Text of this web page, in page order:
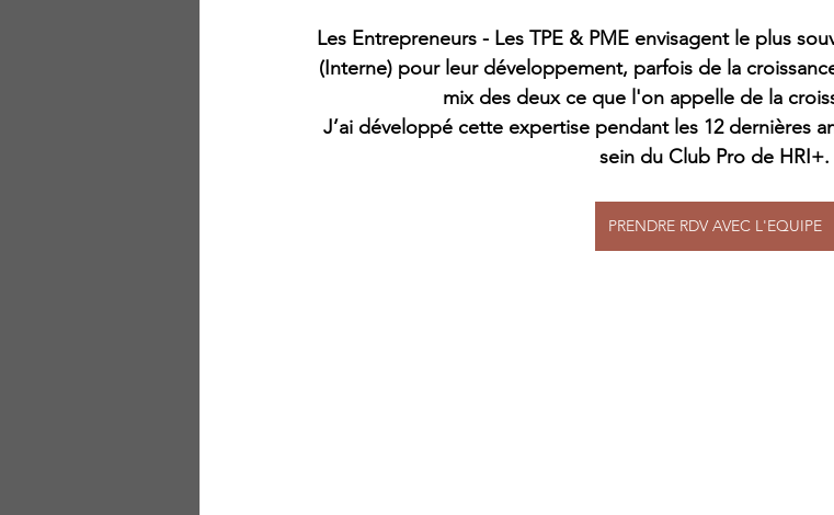
Les Entrepreneurs - Les TPE & PME envisagent le plus
(Interne) pour leur développement, parfois de la
mix des deux ce que l'on appelle de la
J’ai développé cette expertise pendant les 12 dernières
sein du Club Pro de HRI+.
PRENDRE RDV AVEC L'EQUIPE